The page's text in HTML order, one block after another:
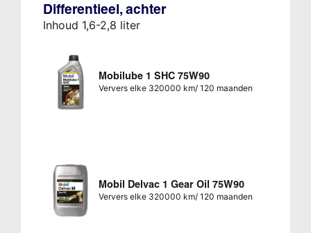
Differentieel, achter
Inhoud 1,6-2,8 liter
Mobilube 1 SHC 75W90
Ververs elke 320000 km/ 120 maanden
Mobil Delvac 1 Gear Oil 75W90
Ververs elke 320000 km/ 120 maanden